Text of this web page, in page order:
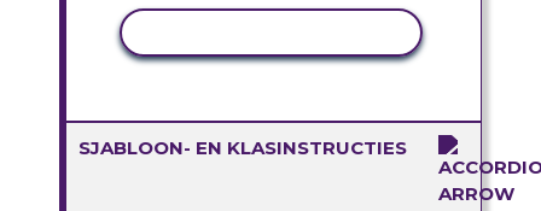
SJABLOON- EN KLASINSTRUCTIES